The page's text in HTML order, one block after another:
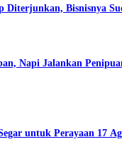
Diterjunkan, Bisnisnya
Napi Jalankan
untuk Perayaan 17